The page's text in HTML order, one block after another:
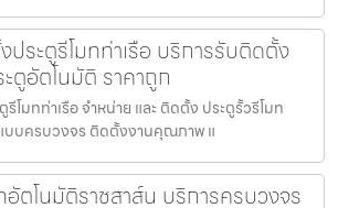
ประตูรีโมทท่าเรือ บริการรับติดตั้ง
ตูอัตโนมัติ ราคาถูก
โมทท่าเรือ จำหน่าย และ ติดตั้ง ประตูรั้วรีโมท
บบครบวงจร ติดตั้งงานคุณภาพ แ
อัตโนมัติราชสาส์น บริการครบวงจร